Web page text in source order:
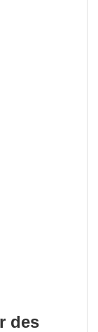
des